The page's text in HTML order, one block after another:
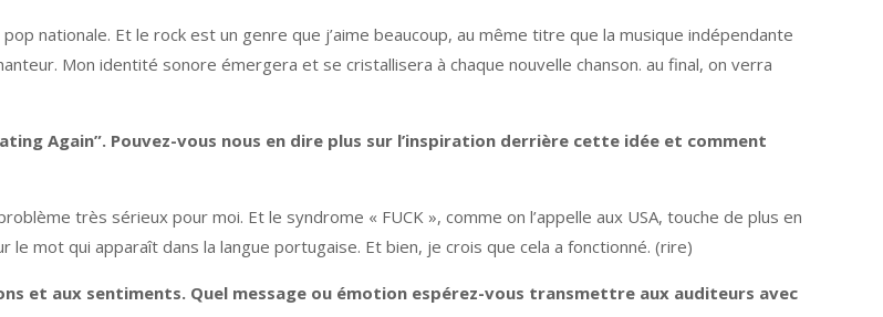
nationale. Et le rock est un genre que j’aime beaucoup, au même titre que la musique indépendante
Mon identité sonore émergera et se cristallisera à chaque nouvelle chanson. au final, on verra
Again”. Pouvez-vous nous en dire plus sur l’inspiration derrière cette idée et comment
très sérieux pour moi. Et le syndrome « ​​FUCK », comme on l’appelle aux USA, touche de plus en
le mot qui apparaît dans la langue portugaise. Et bien, je crois que cela a fonctionné. (rire)
et aux sentiments. Quel message ou émotion espérez-vous transmettre aux auditeurs avec